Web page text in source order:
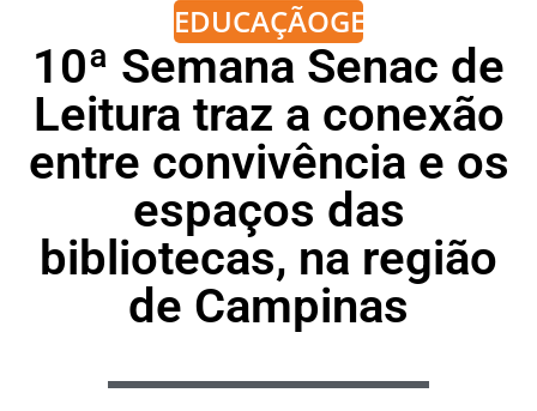
EDUCAÇÃOGERAL
10ª Semana Senac de
Leitura traz a conexão
entre convivência e os
espaços das
bibliotecas, na região
de Campinas